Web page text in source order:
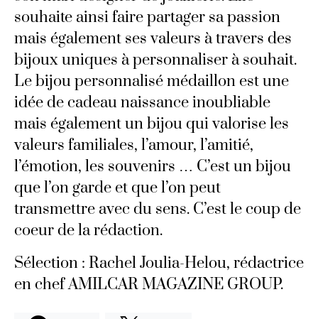
souhaite ainsi faire partager sa passion
mais également ses valeurs à travers des
bijoux uniques à personnaliser à souhait.
Le bijou personnalisé médaillon est une
idée de cadeau naissance inoubliable
mais également un bijou qui valorise les
valeurs familiales, l’amour, l’amitié,
l’émotion, les souvenirs … C’est un bijou
que l’on garde et que l’on peut
transmettre avec du sens. C’est le coup de
coeur de la rédaction.
Sélection : Rachel Joulia-Helou, rédactrice
en chef AMILCAR MAGAZINE GROUP.